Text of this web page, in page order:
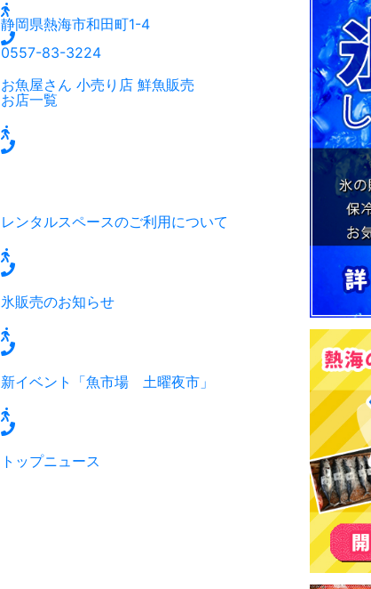
静岡県熱海市和田町1-4
0557-83-3224
お魚屋さん 小売り店 鮮魚販売
お店一覧
レンタルスペースのご利用について
氷販売のお知らせ
新イベント「魚市場 土曜夜市」
トップニュース